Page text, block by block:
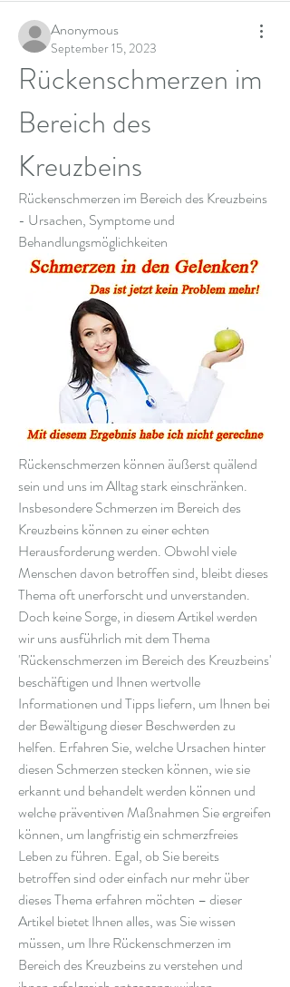
Anonymous
September 15, 2023
Rückenschmerzen im
Bereich des
Kreuzbeins
Rückenschmerzen im Bereich des Kreuzbeins
- Ursachen, Symptome und
Behandlungsmöglichkeiten
Rückenschmerzen können äußerst quälend
sein und uns im Alltag stark einschränken.
Insbesondere Schmerzen im Bereich des
Kreuzbeins können zu einer echten
Herausforderung werden. Obwohl viele
Menschen davon betroffen sind, bleibt dieses
Thema oft unerforscht und unverstanden.
Doch keine Sorge, in diesem Artikel werden
wir uns ausführlich mit dem Thema
'Rückenschmerzen im Bereich des Kreuzbeins'
beschäftigen und Ihnen wertvolle
Informationen und Tipps liefern, um Ihnen bei
der Bewältigung dieser Beschwerden zu
helfen. Erfahren Sie, welche Ursachen hinter
diesen Schmerzen stecken können, wie sie
erkannt und behandelt werden können und
welche präventiven Maßnahmen Sie ergreifen
können, um langfristig ein schmerzfreies
Leben zu führen. Egal, ob Sie bereits
betroffen sind oder einfach nur mehr über
dieses Thema erfahren möchten – dieser
Artikel bietet Ihnen alles, was Sie wissen
müssen, um Ihre Rückenschmerzen im
Bereich des Kreuzbeins zu verstehen und